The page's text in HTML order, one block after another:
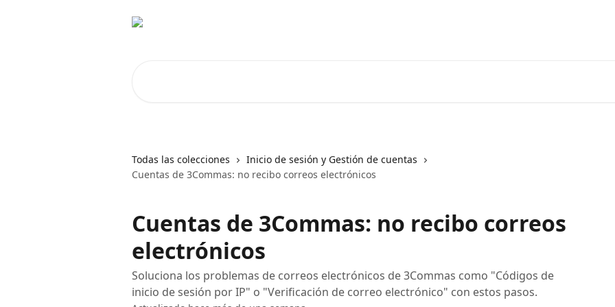
Todas las colecciones
Inicio de sesión y Gestión de cuentas
Cuentas de 3Commas: no recibo correos electrónicos
Cuentas de 3Commas: no recibo correos
electrónicos
Soluciona los problemas de correos electrónicos de 3Commas como "Códigos de
inicio de sesión por IP" o "Verificación de correo electrónico" con estos pasos.